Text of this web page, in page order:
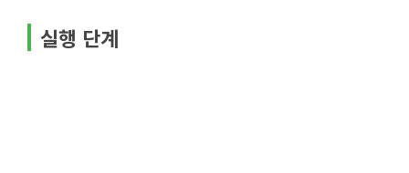
실행 단계